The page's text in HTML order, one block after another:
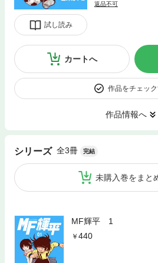
試し読み
返品不可
カートへ
作品をチェッ
作品情報へ
シリーズ 全3冊 完結
未購入巻をまと
MF輝平 1
440